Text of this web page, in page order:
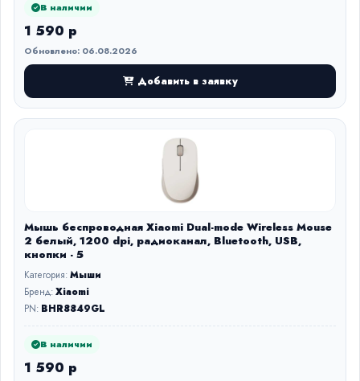
В наличии
1 590 р
Обновлено: 06.08.2026
Добавить в заявку
Мышь беспроводная Xiaomi Dual-mode Wireless Mouse
2 белый, 1200 dpi, радиоканал, Bluetooth, USB,
кнопки - 5
Категория:Мыши
Бренд:Xiaomi
PN: BHR8849GL
В наличии
1 590 р